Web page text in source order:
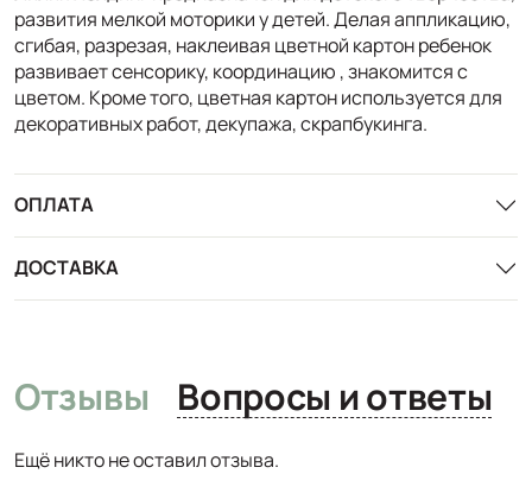
развития мелкой моторики у детей. Делая аппликацию,
сгибая, разрезая, наклеивая цветной картон ребенок
развивает сенсорику, координацию , знакомится с
цветом. Кроме того, цветная картон используется для
декоративных работ, декупажа, скрапбукинга.
ОПЛАТА
ДОСТАВКА
Отзывы Вопросы и ответы
Ещё никто не оставил отзыва.